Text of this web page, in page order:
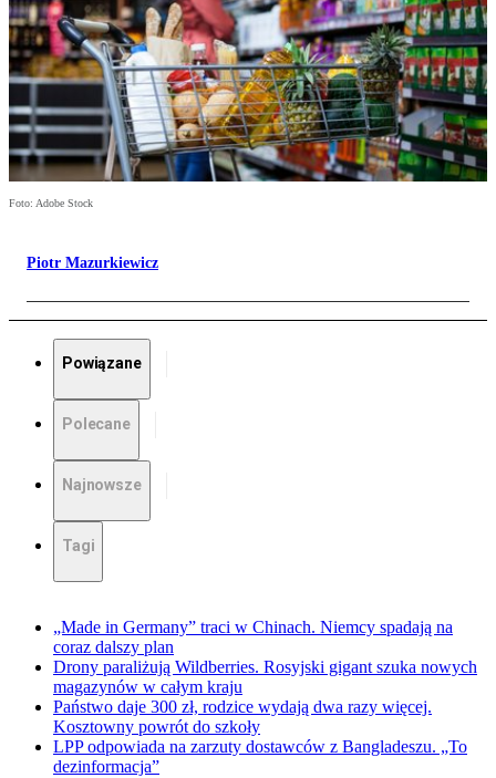
Foto: Adobe Stock
Piotr Mazurkiewicz
Powiązane
Polecane
Najnowsze
Tagi
„Made in Germany” traci w Chinach. Niemcy spadają na
coraz dalszy plan
Drony paraliżują Wildberries. Rosyjski gigant szuka nowych
magazynów w całym kraju
Państwo daje 300 zł, rodzice wydają dwa razy więcej.
Kosztowny powrót do szkoły
LPP odpowiada na zarzuty dostawców z Bangladeszu. „To
dezinformacja”